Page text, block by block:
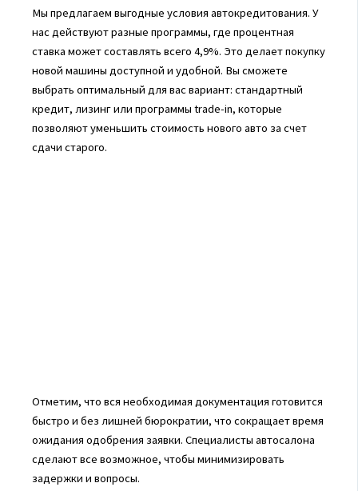
Мы предлагаем выгодные условия автокредитования. У
нас действуют разные программы, где процентная
ставка может составлять всего 4,9%. Это делает покупку
новой машины доступной и удобной. Вы сможете
выбрать оптимальный для вас вариант: стандартный
кредит, лизинг или программы trade-in, которые
позволяют уменьшить стоимость нового авто за счет
сдачи старого.
Отметим, что вся необходимая документация готовится
быстро и без лишней бюрократии, что сокращает время
ожидания одобрения заявки. Специалисты автосалона
сделают все возможное, чтобы минимизировать
задержки и вопросы.